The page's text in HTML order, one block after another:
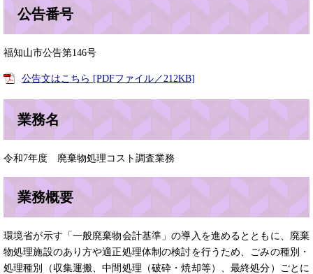
公告番号
福知山市公告第146号
公告文はこちら [PDFファイル／212KB]
業務名
令和7年度 廃棄物処理コスト調査業務
業務概要
環境省が示す「一般廃棄物会計基準」の導入を進めるとともに、廃棄
物処理施設のあり方や適正処理体制の検討を行うため、ごみの種別・
処理種別（収集運搬、中間処理（破砕・焼却等）、最終処分）ごとに